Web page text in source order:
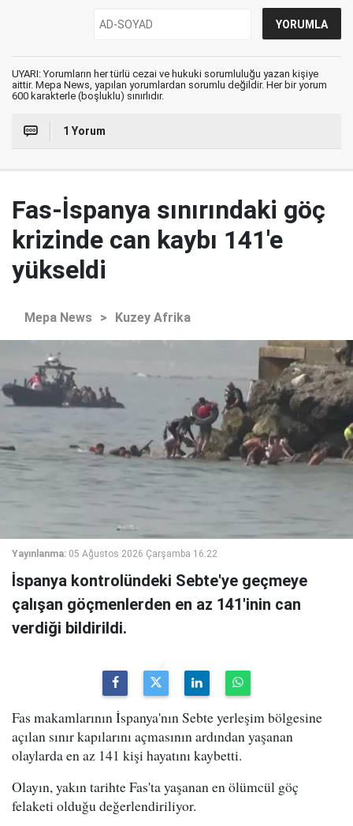
UYARI: Yorumların her türlü cezai ve hukuki sorumluluğu yazan kişiye
aittir. Mepa News, yapılan yorumlardan sorumlu değildir. Her bir yorum
600 karakterle (boşluklu) sınırlıdır.
1 Yorum
Fas-İspanya sınırındaki göç
krizinde can kaybı 141'e
yükseldi
Mepa News > Kuzey Afrika
Yayınlanma: 05 Ağustos 2026 Çarşamba 16:22
İspanya kontrolündeki Sebte'ye geçmeye
çalışan göçmenlerden en az 141'inin can
verdiği bildirildi.
Fas makamlarının İspanya'nın Sebte yerleşim bölgesine
açılan sınır kapılarını açmasının ardından yaşanan
olaylarda en az 141 kişi hayatını kaybetti.
Olayın, yakın tarihte Fas'ta yaşanan en ölümcül göç
felaketi olduğu değerlendiriliyor.